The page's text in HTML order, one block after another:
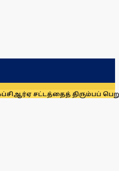
திரும்பப் பெறுக: மு.க.